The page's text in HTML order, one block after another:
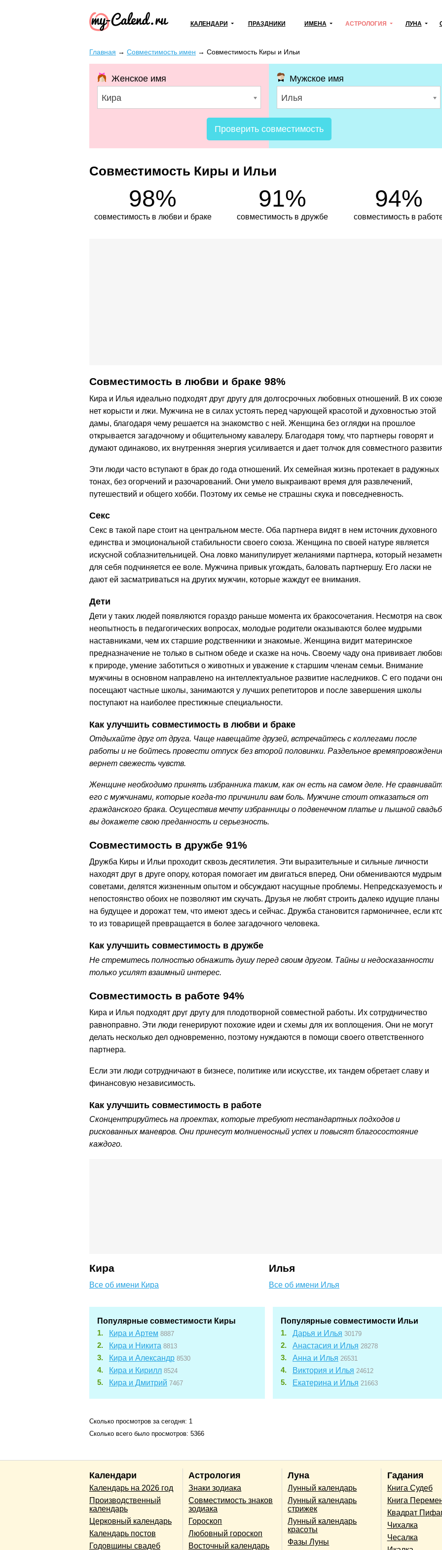
КАЛЕНДАРИ ПРАЗДНИКИ ИМЕНА АСТРОЛОГИЯ ЛУНА
Главная → Совместимость имен → Совместимость Киры и Ильи
Женское имя
Кира
Мужское имя
Илья
Проверить совместимость
Совместимость Киры и Ильи
98%
совместимость в любви и браке
91%
совместимость в дружбе
94%
совместимость в
Совместимость в любви и браке 98%
Кира и Илья идеально подходят друг другу для долгосрочных любовных отношений. В их союзе
нет корысти и лжи. Мужчина не в силах устоять перед чарующей красотой и духовностью этой
дамы, благодаря чему решается на знакомство с ней. Женщина без оглядки на прошлое
открывается загадочному и общительному кавалеру. Благодаря тому, что партнеры говорят и
думают одинаково, их внутренняя энергия усиливается и дает толчок для совместного
Эти люди часто вступают в брак до года отношений. Их семейная жизнь протекает в радужных
тонах, без огорчений и разочарований. Они умело выкраивают время для развлечений,
путешествий и общего хобби. Поэтому их семье не страшны скука и повседневность.
Секс
Секс в такой паре стоит на центральном месте. Оба партнера видят в нем источник духовного
единства и эмоциональной стабильности своего союза. Женщина по своей натуре является
искусной соблазнительницей. Она ловко манипулирует желаниями партнера, который
для себя подчиняется ее воле. Мужчина привык угождать, баловать партнершу. Его ласки не
дают ей засматриваться на других мужчин, которые жаждут ее внимания.
Дети
Дети у таких людей появляются гораздо раньше момента их бракосочетания. Несмотря на
неопытность в педагогических вопросах, молодые родители оказываются более мудрыми
наставниками, чем их старшие родственники и знакомые. Женщина видит материнское
предназначение не только в сытном обеде и сказке на ночь. Своему чаду она прививает
к природе, умение заботиться о животных и уважение к старшим членам семьи. Внимание
мужчины в основном направлено на интеллектуальное развитие наследников. С его подачи
посещают частные школы, занимаются у лучших репетиторов и после завершения школы
поступают на наиболее престижные специальности.
Как улучшить совместимость в любви и браке
Отдыхайте друг от друга. Чаще навещайте друзей, встречайтесь с коллегами после
работы и не бойтесь провести отпуск без второй половинки. Раздельное
вернет свежесть чувств.
Женщине необходимо принять избранника таким, как он есть на самом деле. Не
его с мужчинами, которые когда-то причинили вам боль. Мужчине стоит отказаться от
гражданского брака. Осуществив мечту избранницы о подвенечном платье и пышной
вы докажете свою преданность и серьезность.
Совместимость в дружбе 91%
Дружба Киры и Ильи проходит сквозь десятилетия. Эти выразительные и сильные личности
находят друг в друге опору, которая помогает им двигаться вперед. Они обмениваются
советами, делятся жизненным опытом и обсуждают насущные проблемы. Непредсказуемость и
непостоянство обоих не позволяют им скучать. Друзья не любят строить далеко идущие планы
на будущее и дорожат тем, что имеют здесь и сейчас. Дружба становится гармоничнее, если
то из товарищей превращается в более загадочного человека.
Как улучшить совместимость в дружбе
Не стремитесь полностью обнажить душу перед своим другом. Тайны и недосказанности
только усилят взаимный интерес.
Совместимость в работе 94%
Кира и Илья подходят друг другу для плодотворной совместной работы. Их сотрудничество
равноправно. Эти люди генерируют похожие идеи и схемы для их воплощения. Они не могут
делать несколько дел одновременно, поэтому нуждаются в помощи своего ответственного
партнера.
Если эти люди сотрудничают в бизнесе, политике или искусстве, их тандем обретает славу и
финансовую независимость.
Как улучшить совместимость в работе
Сконцентрируйтесь на проектах, которые требуют нестандартных подходов и
рискованных маневров. Они принесут молниеносный успех и повысят благосостояние
каждого.
Кира
Все об имени Кира
Илья
Все об имени Илья
Популярные совместимости Киры
Кира и Артем 8887
Кира и Никита 8813
Кира и Александр 8530
Кира и Кирилл 8524
Кира и Дмитрий 7467
Популярные совместимости Ильи
Дарья и Илья 30179
Анастасия и Илья 28278
Анна и Илья 26531
Виктория и Илья 24612
Екатерина и Илья 21663
Сколько просмотров за сегодня: 1
Сколько всего было просмотров: 5366
Календари
Календарь на 2026 год
Производственный
календарь
Церковный календарь
Календарь постов
Годовщины свадеб
Астрология
Знаки зодиака
Совместимость знаков
зодиака
Гороскоп
Любовный гороскоп
Восточный календарь
Луна
Лунный календарь
Лунный календарь
стрижек
Лунный календарь
красоты
Фазы Луны
Гадания
Книга Судеб
Книга
Квадрат
Чихалка
Чесалка